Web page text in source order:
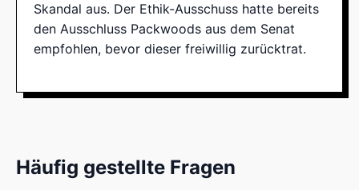
Skandal aus. Der Ethik-Ausschuss hatte bereits
den Ausschluss Packwoods aus dem Senat
empfohlen, bevor dieser freiwillig zurücktrat.
Häufig gestellte Fragen